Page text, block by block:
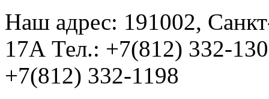
Наш адрес: 191002,
17А Тел.: +7(812) 332-
+7(812) 332-1198